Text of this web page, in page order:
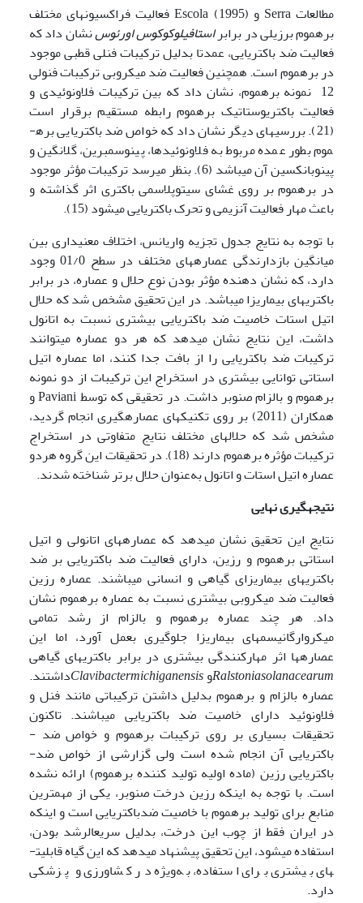
مطالعات Serra و Escola (1995) فعالیت فراکسیون­های مختلف
بره­موم برزیلی در برابراستافیلوکوکوس اورئوسنشان داد که
فعالیت ضد باکتریایی، عمدتا بدلیل ترکیبات فنلی قطبی موجود
در بره­موم است. همچنین فعالیت ضد میکروبی ترکیبات فنولی
12 نمونه بره­موم، نشان داد که بین ترکیبات فلاونوئیدی و
فعالیت باکتریوستاتیک بره­موم رابطه مستقیم برقرار است
(21). بررسی­های دیگر نشان داد که خواص ضد باکتریایی بره­
موم بطور عمده مربوط به فلاونوئید­ها، پینوسمبرین، گلانگین و
پینوبانکسین آن می‍باشد (6). بنظر می­رسد ترکیبات مؤثر موجود
در بره­موم بر روی غشای سیتوپلاسمی باکتری اثر گذاشته و
باعث مهار فعالیت آنزیمی و تحرک باکتریایی می­شود (15).
با توجه به نتایج جدول تجزیه واریانس، اختلاف معنی­داری بین
میانگین بازدارندگی عصاره­های مختلف در سطح 01/0 وجود
دارد، که نشان دهنده مؤثر بودن نوع حلال و عصاره­، در برابر
باکتری­های بیماری­زا می­باشد. در این تحقیق مشخص شد که حلال
اتیل استات خاصیت ضد باکتریایی بیشتری نسبت به اتانول
داشت، این نتایج نشان می­دهد که هر دو عصاره می­توانند
ترکیبات ضد باکتریایی را از بافت جدا کنند، اما عصاره اتیل
استاتی توانایی بیشتری در استخراج این ترکیبات از دو نمونه
بره­موم و بالزام صنوبر داشت. در تحقیقی که توسط Paviani و
همکاران (2011) بر روی تکنیک­های عصاره­گیری انجام گردید،
مشخص شد که حلال­های مختلف نتایج متفاوتی در استخراج
ترکیبات مؤثره بره­موم دارند (18). در تحقیقات این گروه هردو
عصاره اتیل استات و اتانول به‌عنوان حلال برتر شناخته شدند.
نتیجه­گیری نهایی
نتایج این تحقیق نشان می­دهد که عصاره­های اتانولی و اتیل
استاتی بره­موم و رزین، دارای فعالیت ضد باکتریایی بر ضد
باکتری­های بیماری­زای گیاهی و انسانی می­باشند. عصاره رزین
فعالیت ضد میکروبی بیشتری نسبت به عصاره بره­موم نشان
داد. هر چند عصاره­ بره­موم و بالزام از رشد تمامی
میکروارگانیسم­های بیماری­زا جلوگیری بعمل آورد، اما این
عصاره­ها اثر مهارکنندگی بیشتری در برابر باکتری­های گیاهی
Ralstoniasolanacearum و Clavibactermichiganensis
داشتند.
عصاره بالزام و بره­موم بدلیل داشتن ترکیباتی مانند فنل و
فلاونوئید دارای خاصیت ضد ­باکتریایی می­باشند. تاکنون
تحقیقات بسیاری بر روی ترکیبات بره­موم و خواص ضد ­
باکتریایی آن انجام شده است ولی گزارشی از خواص ضد­
باکتریایی رزین (ماده اولیه تولید کننده بره­موم) ارائه نشده
است. با توجه به اینکه رزین درخت صنوبر، یکی از مهمترین
منابع برای تولید بره­موم با خاصیت ضد­باکتریایی است و اینکه
در ایران فقط از چوب این درخت، بدلیل سریع­الرشد بودن،
استفاده می­شود، این تحقیق پیشنهاد می­دهد که این گیاه قابلیت­
های بیشتری برای استفاده، به‌ویژه در کشاورزی و پزشکی
دارد.